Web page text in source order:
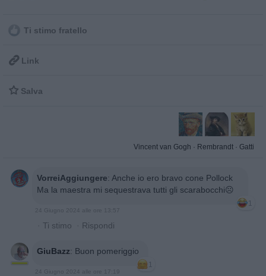
Ti stimo fratello
 Link
 Salva
Vincent van Gogh · Rembrandt · Gatti
VorreiAggiungere: Anche io ero bravo cone Pollock
Ma la maestra mi sequestrava tutti gli scarabocchi☹️
1
24 Giugno 2024 alle ore 13:57
· Ti stimo · Rispondi
GiuBazz: Buon pomeriggio
1
24 Giugno 2024 alle ore 17:19